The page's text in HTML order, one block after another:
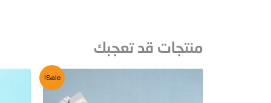
منتجات قد تعجبك
Sale!